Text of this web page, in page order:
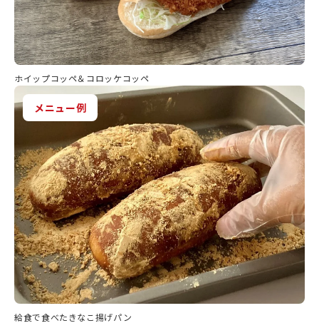
ホイップコッペ＆コロッケコッペ
メニュー例
給食で食べたきなこ揚げパン